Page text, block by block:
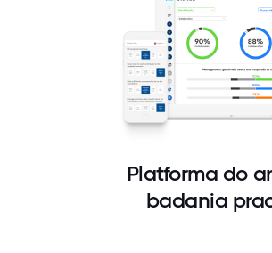
Platforma do
badania